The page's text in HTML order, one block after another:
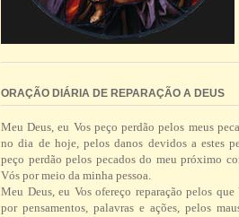
ORAÇÃO DIÁRIA DE REPARAÇÃO A DEUS
Meu Deus, eu Vos peço perdão pelos meus
no dia de hoje, pelos danos devidos a estes
peço perdão pelos pecados do meu próximo
Vós por meio da minha pessoa.
Meu Deus, eu Vos ofereço reparação pelos que
por pensamentos, palavras e ações, pelos